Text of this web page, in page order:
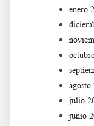
enero
agosto
julio
junio